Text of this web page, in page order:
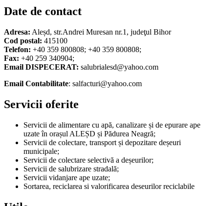
Date de contact
Adresa: Aleșd, str.Andrei Muresan nr.1, judeţul Bihor
Cod postal: 415100
Telefon: +40 359 800808; +40 359 800808;
Fax: +40 259 340904;
Email DISPECERAT: salubrialesd@yahoo.com
Email Contabilitate: salfacturi@yahoo.com
Servicii oferite
Servicii de alimentare cu apă, canalizare și de epurare ape
uzate în orașul ALEȘD și Pădurea Neagră;
Servicii de colectare, transport și depozitare deșeuri
municipale;
Servicii de colectare selectivă a deșeurilor;
Servicii de salubrizare stradală;
Servicii vidanjare ape uzate;
Sortarea, reciclarea si valorificarea deseurilor reciclabile